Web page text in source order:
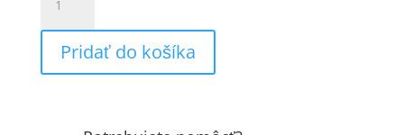
Zápich
prvé
sväté
prijímanie
Pridať do košíka